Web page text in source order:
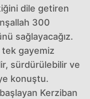
dile getiren
300
sağlayacağız.
gayemiz
sürdürülebilir ve
konuştu.
Kerziban